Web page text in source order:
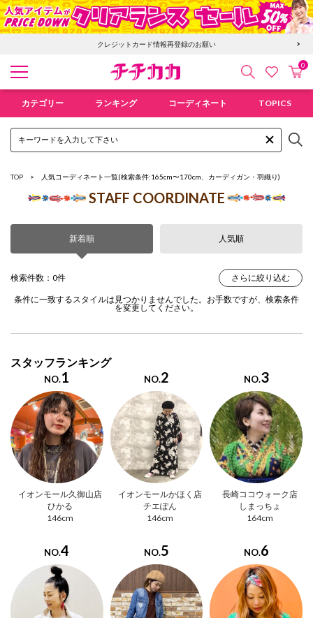
クレジットカード情報再登録のお願い
検索 お気にカ
0
カテゴリー ランキング コーディネート TOPICS
TOP 人気コーディネート一覧(検索条件:165cm〜170cm、カーディガン・羽織り)
STAFF COORDINATE
新着順 人気順
検索件数：0件 さらに絞り込む
条件に一致するスタイルは見つかりませんでした。お手数ですが、検索条件
を変更してください。
スタッフランキング
NO.1
イオンモール久御山店
ひかる
146cm
NO.2
イオンモールかほく店
チエぽん
146cm
NO.3
長崎ココウォーク店
しまっちょ
164cm
NO.4 NO.5 NO.6